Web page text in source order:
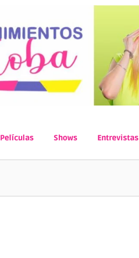
Películas Shows Entrevistas